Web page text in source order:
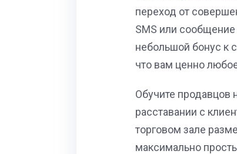
переход от
SMS или
небольшой бонус к
что вам ценно
Обучите продавцов
расставании с
торговом зале
максимально